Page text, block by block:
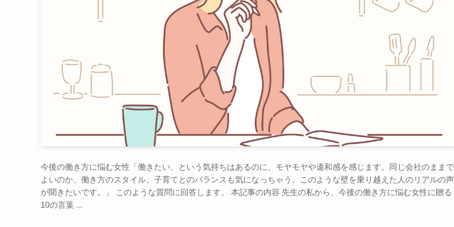
今後の働き方に悩む女性「働きたい、という気持ちはあるのに、モヤモヤや違和感を感じます。同じ会社のままで
よいのか、働き方のスタイル、子育てとのバランスも気になっちゃう。このような壁を乗り越えた人のリアルの声
が聞きたいです。」 このような質問に回答します。 本記事の内容 先生の私から、今後の働き方に悩む女性に贈る
10の言葉 ...